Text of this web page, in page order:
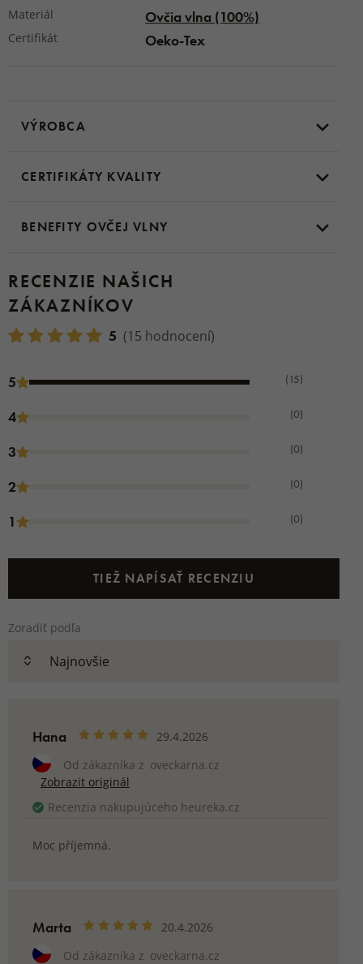
Materiál Ovčia vlna (100%)
Certifikát Oeko-Tex
VÝROBCA
CERTIFIKÁTY KVALITY
BENEFITY OVČEJ VLNY
RECENZIE NAŠICH
ZÁKAZNÍKOV
5 (15 hodnocení)
5 (15)
4 (0)
3 (0)
2 (0)
1 (0)
TIEŽ NAPÍSAŤ RECENZIU
Zoradiť podľa
Hana
29.4.2026
Od zákazníka z oveckarna.cz
Zobrazit originál
Recenzia nakupujúceho heureka.cz
Moc příjemná.
Marta
20.4.2026
Od zákazníka z oveckarna.cz